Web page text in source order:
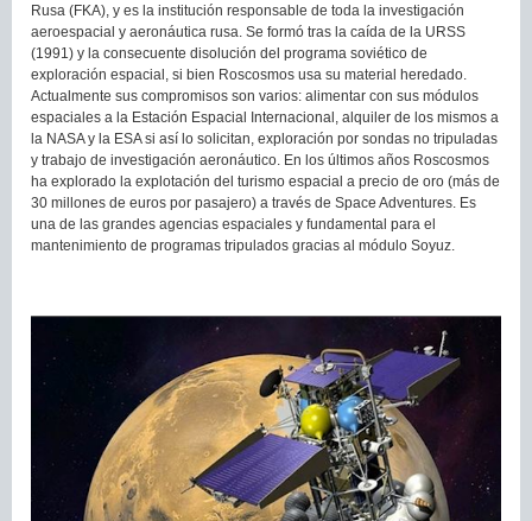
Rusa (FKA), y es la institución responsable de toda la investigación
aeroespacial y aeronáutica rusa. Se formó tras la caída de la URSS
(1991) y la consecuente disolución del programa soviético de
exploración espacial, si bien Roscosmos usa su material heredado.
Actualmente sus compromisos son varios: alimentar con sus módulos
espaciales a la Estación Espacial Internacional, alquiler de los mismos a
la NASA y la ESA si así lo solicitan, exploración por sondas no tripuladas
y trabajo de investigación aeronáutico. En los últimos años Roscosmos
ha explorado la explotación del turismo espacial a precio de oro (más de
30 millones de euros por pasajero) a través de Space Adventures. Es
una de las grandes agencias espaciales y fundamental para el
mantenimiento de programas tripulados gracias al módulo Soyuz.